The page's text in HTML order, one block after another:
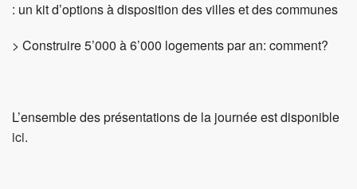
legislation,Logement
pour un développement